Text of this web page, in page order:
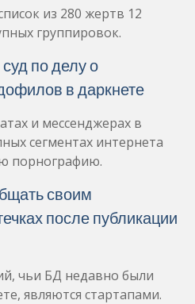
из 280 жертв 12
группировок.
по делу о
в даркнете
и мессенджерах в
сегментах интернета
порнографию.
своим
после публикации
чьи БД недавно были
являются стартапами.